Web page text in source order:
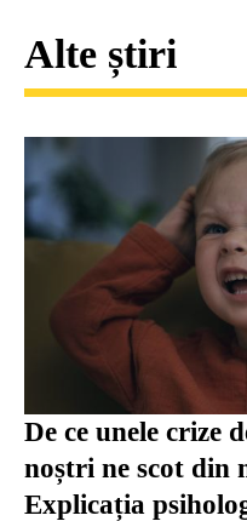
Alte știri
De ce unele crize
noștri ne scot din
Explicația